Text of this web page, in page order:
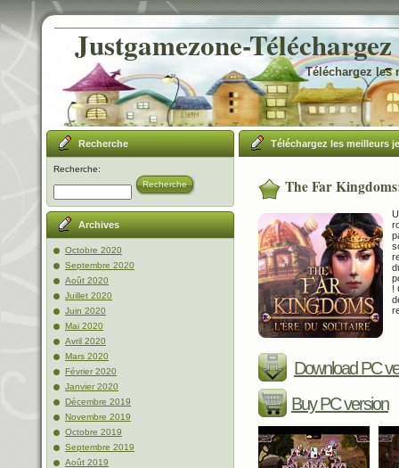
Justgamezone-
Téléchargez les
Recherche
Recherche:
Recherche
Archives
Octobre 2020
Septembre 2020
Août 2020
Juillet 2020
Juin 2020
Mai 2020
Avril 2020
Mars 2020
Février 2020
Janvier 2020
Décembre 2019
Novembre 2019
Octobre 2019
Septembre 2019
Août 2019
Téléchargez les meilleurs
The Far
!
Download PC
Buy PC version